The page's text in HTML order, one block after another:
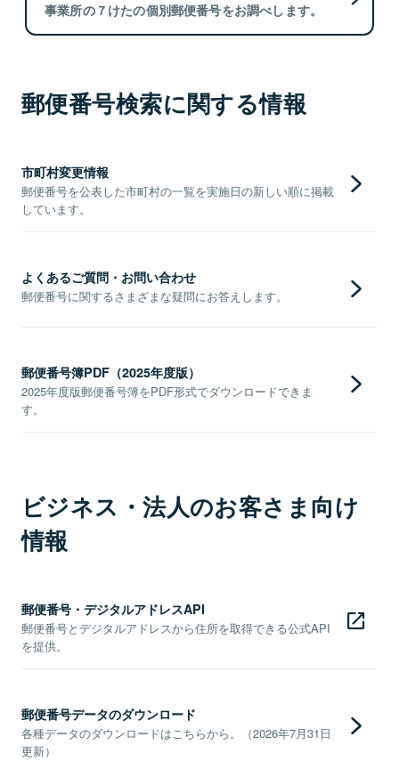
事業所の７けたの個別郵便番号をお調べします。
郵便番号検索に関する情報
市町村変更情報
郵便番号を公表した市町村の一覧を実施日の新しい順に掲載
しています。
よくあるご質問・お問い合わせ
郵便番号に関するさまざまな疑問にお答えします。
郵便番号簿PDF（2025年度版）
2025年度版郵便番号簿をPDF形式でダウンロードできま
す。
ビジネス・法人のお客さま向け
情報
郵便番号・デジタルアドレスAPI
郵便番号とデジタルアドレスから住所を取得できる公式API
を提供。
郵便番号データのダウンロード
各種データのダウンロードはこちらから。（2026年7月31日
更新）